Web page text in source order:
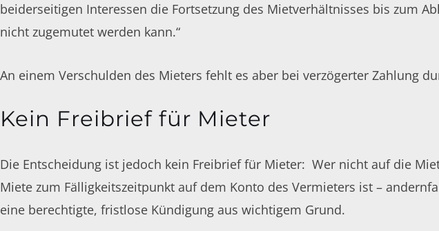
beiderseitigen Interessen die Fortsetzung des Mietverhältnisses bis zum
nicht zugemutet werden kann.“
An einem Verschulden des Mieters fehlt es aber bei verzögerter Zahlung
Kein Freibrief für Mieter
Die Entscheidung ist jedoch kein Freibrief für Mieter: Wer nicht auf die
Miete zum Fälligkeitszeitpunkt auf dem Konto des Vermieters ist –
eine berechtigte, fristlose Kündigung aus wichtigem Grund.